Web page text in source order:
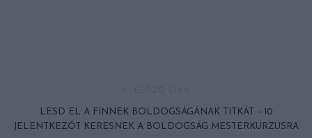
LESD EL A FINNEK BOLDOGSÁGÁNAK TITKÁT – 10
JELENTKEZŐT KERESNEK A BOLDOGSÁG MESTERKURZUSRA